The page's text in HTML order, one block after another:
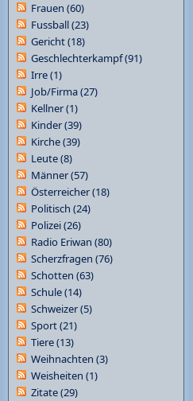
Frauen (60)
Fussball(23)
Gericht(18)
Geschlechterkampf(91)
Irre(1)
Job/Firma(27)
Kellner(1)
Kinder(39)
Kirche(39)
Leute(8)
Männer(57)
Österreicher(18)
Politisch (24)
Polizei(26)
Radio Eriwan (80)
Scherzfragen (76)
Schotten (63)
Schule(14)
Schweizer(5)
Sport(21)
Tiere(13)
Weihnachten (3)
Weisheiten (1)
Zitate(29)